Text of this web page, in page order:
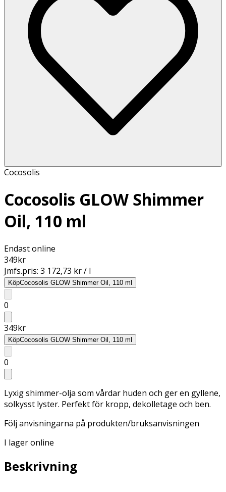
Cocosolis
Cocosolis GLOW Shimmer
Oil, 110 ml
Endast online
349kr
Jmfs.pris: 3 172,73 kr / l
KöpCocosolis GLOW Shimmer Oil, 110 ml
0
349kr
KöpCocosolis GLOW Shimmer Oil, 110 ml
0
Lyxig shimmer-olja som vårdar huden och ger en gyllene,
solkysst lyster. Perfekt för kropp, dekolletage och ben.
Följ anvisningarna på produkten/bruksanvisningen
I lager online
Beskrivning